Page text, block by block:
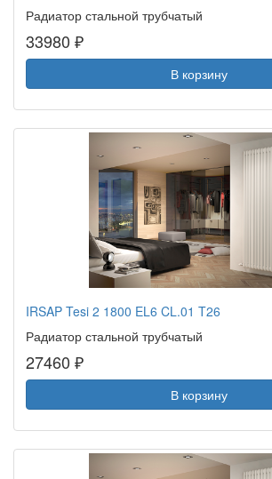
Радиатор стальной трубчатый
33980 ₽
В корзину
IRSAP Tesi 2 1800 EL6 CL.01 T26
Радиатор стальной трубчатый
27460 ₽
В корзину